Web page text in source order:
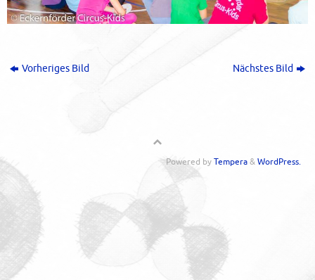
Vorheriges Bild Nächstes Bild
Powered byTempera&WordPress.